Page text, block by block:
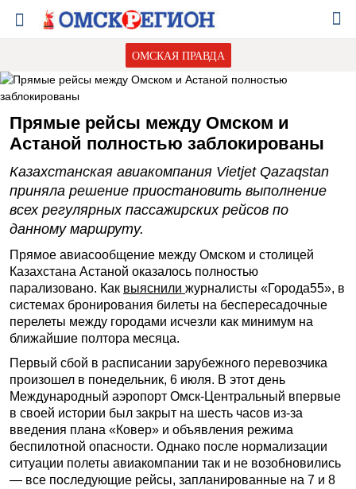
ОМСКАЯ ПРАВДА
Прямые рейсы между Омском и
Астаной полностью заблокированы
Казахстанская авиакомпания Vietjet Qazaqstan
приняла решение приостановить выполнение
всех регулярных пассажирских рейсов по
данному маршруту.
Прямое авиасообщение между Омском и столицей
Казахстана Астаной оказалось полностью
парализовано. Как выяснили журналисты «Города55», в
системах бронирования билеты на беспересадочные
перелеты между городами исчезли как минимум на
ближайшие полтора месяца.
Первый сбой в расписании зарубежного перевозчика
произошел в понедельник, 6 июля. В этот день
Международный аэропорт Омск-Центральный впервые
в своей истории был закрыт на шесть часов из-за
введения плана «Ковер» и объявления режима
беспилотной опасности. Однако после нормализации
ситуации полеты авиакомпании так и не возобновились
— все последующие рейсы, запланированные на 7 и 8